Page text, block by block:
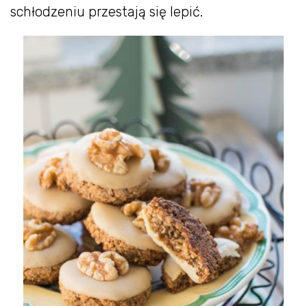
schłodzeniu przestają się lepić.